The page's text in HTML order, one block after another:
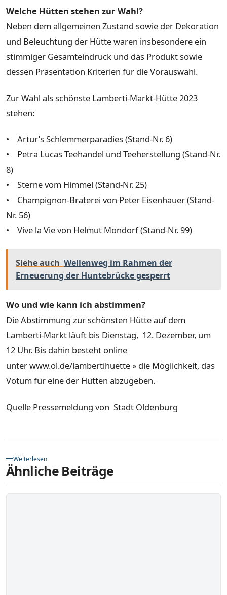
Welche Hütten stehen zur Wahl?
Neben dem allgemeinen Zustand sowie der Dekoration
und Beleuchtung der Hütte waren insbesondere ein
stimmiger Gesamteindruck und das Produkt sowie
dessen Präsentation Kriterien für die Vorauswahl.
Zur Wahl als schönste Lamberti-Markt-Hütte 2023
stehen:
• Artur’s Schlemmerparadies (Stand-Nr. 6)
• Petra Lucas Teehandel und Teeherstellung (Stand-Nr.
8)
• Sterne vom Himmel (Stand-Nr. 25)
• Champignon-Braterei von Peter Eisenhauer (Stand-
Nr. 56)
• Vive la Vie von Helmut Mondorf (Stand-Nr. 99)
Siehe auch Wellenweg im Rahmen der
Erneuerung der Huntebrücke gesperrt
Wo und wie kann ich abstimmen?
Die Abstimmung zur schönsten Hütte auf dem
Lamberti-Markt läuft bis Dienstag, 12. Dezember, um
12 Uhr. Bis dahin besteht online
unter www.ol.de/lambertihuette » die Möglichkeit, das
Votum für eine der Hütten abzugeben.
Quelle Pressemeldung von Stadt Oldenburg
Weiterlesen
Ähnliche Beiträge